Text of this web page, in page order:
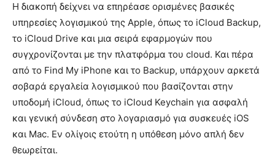
Η διακοπή δείχνει να επηρέασε ορισμένες βασικές
υπηρεσίες λογισμικού της Apple, όπως το iCloud Backup,
το iCloud Drive και μια σειρά εφαρμογών που
συγχρονίζονται με την πλατφόρμα του cloud. Και πέρα ​​
από το Find My iPhone και το Backup, υπάρχουν αρκετά
σοβαρά εργαλεία λογισμικού που βασίζονται στην
υποδομή iCloud, όπως το iCloud Keychain για ασφαλή
και γενική σύνδεση στο λογαριασμό για συσκευές iOS
και Mac. Εν ολίγοις ετούτη η υπόθεση μόνο απλή δεν
θεωρείται.